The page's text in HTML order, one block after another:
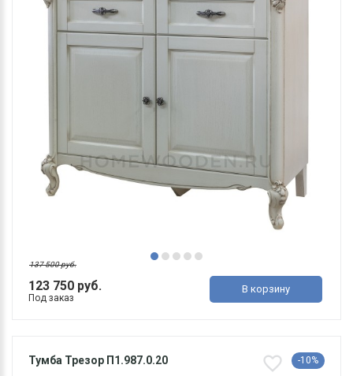
123 750 руб.
137 500 руб.
Под заказ
В корзину
Тумба Трезор П1.987.0.20 -10%